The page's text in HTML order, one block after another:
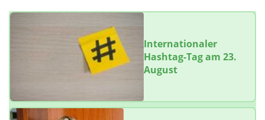
Internationaler
Hashtag-Tag am 23.
August